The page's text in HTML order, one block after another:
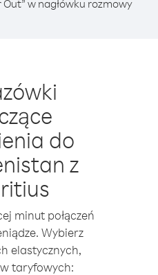
w nagłówku rozmowy
do
z
minut połączeń
Wybierz
elastycznych,
taryfowych: